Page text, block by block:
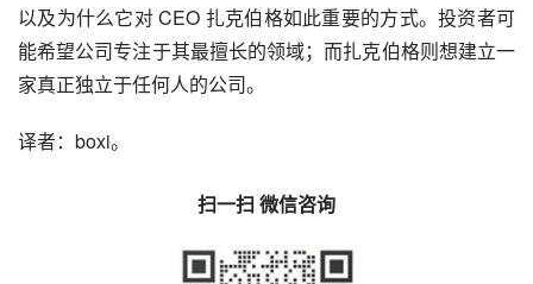
以及为什么它对 CEO 扎克伯格如此重要的方式。投资者可
能希望公司专注于其最擅长的领域；而扎克伯格则想建立一
家真正独立于任何人的公司。
译者：boxi。
扫一扫 微信咨询